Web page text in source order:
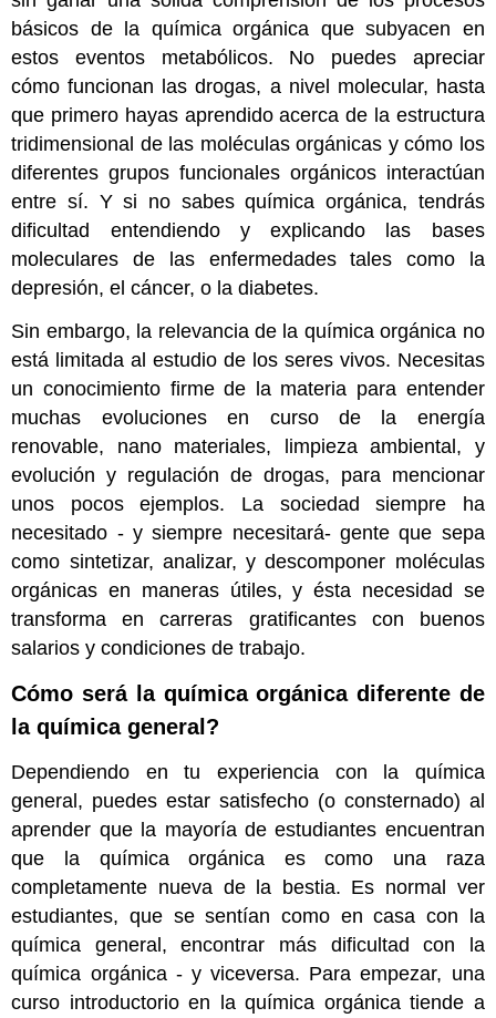
básicos de la química orgánica que subyacen en
estos eventos metabólicos. No puedes apreciar
cómo funcionan las drogas, a nivel molecular, hasta
que primero hayas aprendido acerca de la estructura
tridimensional de las moléculas orgánicas y cómo los
diferentes grupos funcionales orgánicos interactúan
entre sí. Y si no sabes química orgánica, tendrás
dificultad entendiendo y explicando las bases
moleculares de las enfermedades tales como la
depresión, el cáncer, o la diabetes.
Sin embargo, la relevancia de la química orgánica no
está limitada al estudio de los seres vivos. Necesitas
un conocimiento firme de la materia para entender
muchas evoluciones en curso de la energía
renovable, nano materiales, limpieza ambiental, y
evolución y regulación de drogas, para mencionar
unos pocos ejemplos. La sociedad siempre ha
necesitado - y siempre necesitará- gente que sepa
como sintetizar, analizar, y descomponer moléculas
orgánicas en maneras útiles, y ésta necesidad se
transforma en carreras gratificantes con buenos
salarios y condiciones de trabajo.
Cómo será la química orgánica diferente de
la química general?
Dependiendo en tu experiencia con la química
general, puedes estar satisfecho (o consternado) al
aprender que la mayoría de estudiantes encuentran
que la química orgánica es como una raza
completamente nueva de la bestia. Es normal ver
estudiantes, que se sentían como en casa con la
química general, encontrar más dificultad con la
química orgánica - y viceversa. Para empezar, una
curso introductorio en la química orgánica tiende a